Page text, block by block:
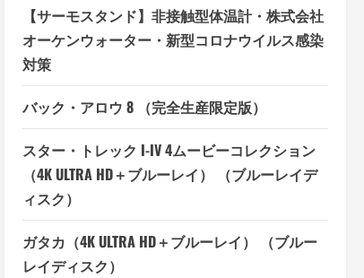
【サーモスタンド】非接触型体温計・株式会社
オーケンウォーター・新型コロナウイルス感染
対策
バック・アロウ 8 （完全生産限定版）
スター・トレック I-IV 4ムービーコレクション
（4K ULTRA HD＋ブルーレイ） （ブルーレイデ
ィスク）
ガタカ（4K ULTRA HD＋ブルーレイ） （ブルー
レイディスク）